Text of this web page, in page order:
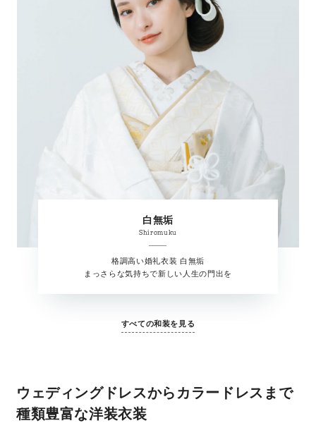
白無垢
Shiromuku
格調高い婚礼衣装 白無垢
まっさらな気持ちで新しい人生の門出を
すべての和装を見る
ウェディングドレスからカラードレス まで
種類豊富な洋装衣装